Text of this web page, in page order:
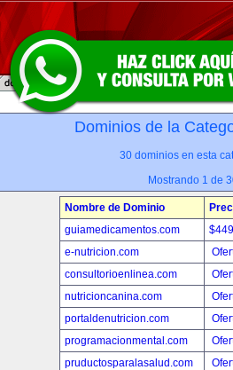
Dominios de la
30 dominios en esta
Mostrando 1 de
Nombre de Dominio
guiamedicamentos.com
e-nutricion.com
consultorioenlinea.com
nutricioncanina.com
portaldenutricion.com
programacionmental.com
pruductosparalasalud.com